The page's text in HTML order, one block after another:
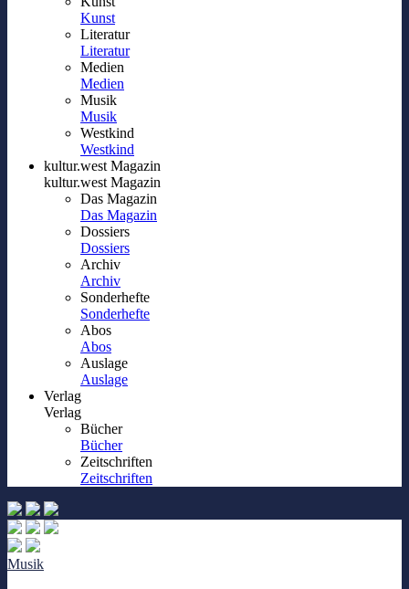
Kunst
Literatur
Literatur
Medien
Medien
Musik
Musik
Westkind
Westkind
kultur.west Magazin
kultur.west Magazin
Das Magazin
Das Magazin
Dossiers
Dossiers
Archiv
Archiv
Sonderhefte
Sonderhefte
Abos
Abos
Auslage
Auslage
Verlag
Verlag
Bücher
Bücher
Zeitschriften
Zeitschriften
Musik